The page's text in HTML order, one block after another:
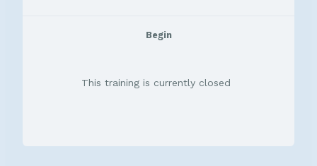
Begin
This training is currently closed